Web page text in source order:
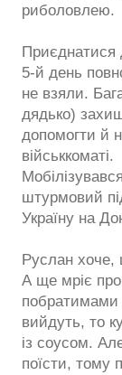
риболовлею.
Приєднатися
5-й день
не взяли.
дядько)
допомогти й
військкоматі.
штурмовий
Україну на
Руслан хоче,
А ще мріє
побратимами
вийдуть, то
із соусом.
поїсти, тому